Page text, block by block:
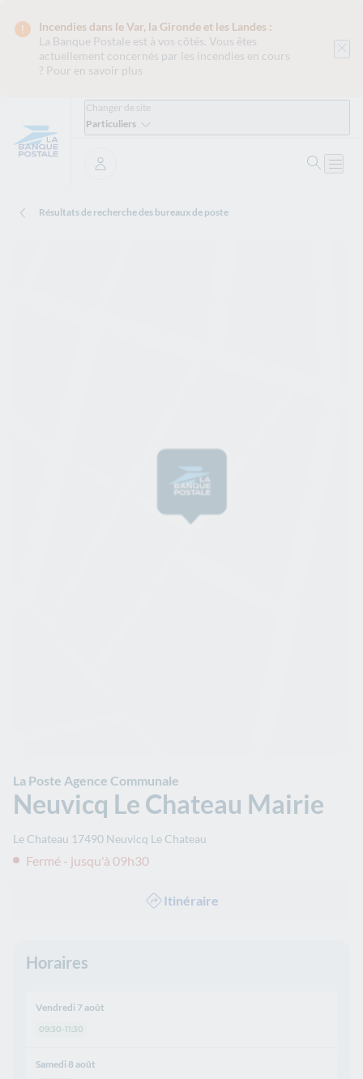
Incendies dans le Var, la Gironde et les Landes :
La Banque Postale est à vos côtés. Vous êtes
actuellement concernés par les incendies en cours
? Pour en savoir plus
Changer de site
Particuliers
Se connecter
Résultats de recherche des bureaux de poste
La Poste Agence Communale
Neuvicq Le Chateau Mairie
Le Chateau 17490 Neuvicq Le Chateau
Fermé - jusqu'à 09h30
Itinéraire
Horaires
Vendredi 7 août
09:30-11:30
Samedi 8 août